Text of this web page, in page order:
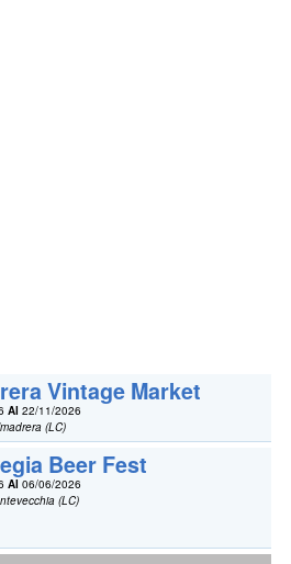
Vintage Market
Al 22/11/2026
(LC)
Beer Fest
Al 06/06/2026
(LC)